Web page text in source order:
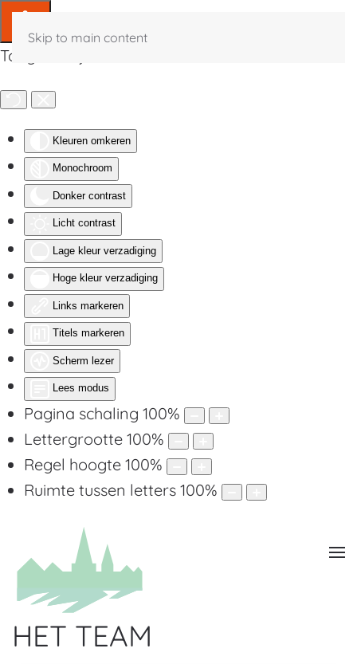
Toegankelijkheid
Kleuren omkeren
Monochroom
Donker contrast
Licht contrast
Lage kleur verzadiging
Hoge kleur verzadiging
Links markeren
Titels markeren
Scherm lezer
Lees modus
Pagina schaling 100%
Lettergrootte 100%
Regel hoogte 100%
Ruimte tussen letters 100%
Skip to main content
HET TEAM